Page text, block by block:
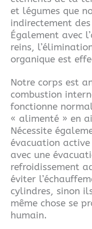
et légumes que
indirectement
Également avec
reins,
organique est
Notre corps est
combustion
fonctionne
« alimenté » en
Nécessite
évacuation
avec une
refroidissement
éviter
cylindres, sinon
même chose se
humain.